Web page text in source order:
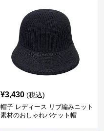
¥3,430 (税込)
帽子 レディース リブ編みニット
素材のおしゃれバケット帽